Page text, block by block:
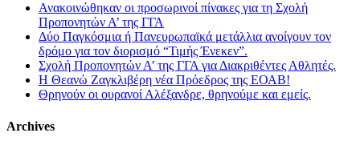
Ανακοινώθηκαν οι προσωρινοί πίνακες για τη Σχολή
Προπονητών Α’ της ΓΓΑ
Δύο Παγκόσμια ή Πανευρωπαϊκά μετάλλια ανοίγουν τον
δρόμο για τον διορισμό “Τιμής Ένεκεν”.
Σχολή Προπονητών Α’ της ΓΓΑ για Διακριθέντες Αθλητές.
Η Θεανώ Ζαγκλιβέρη νέα Πρόεδρος της ΕΟΑΒ!
Θρηνούν οι ουρανοί Αλέξανδρε, θρηνούμε και εμείς.
Archives